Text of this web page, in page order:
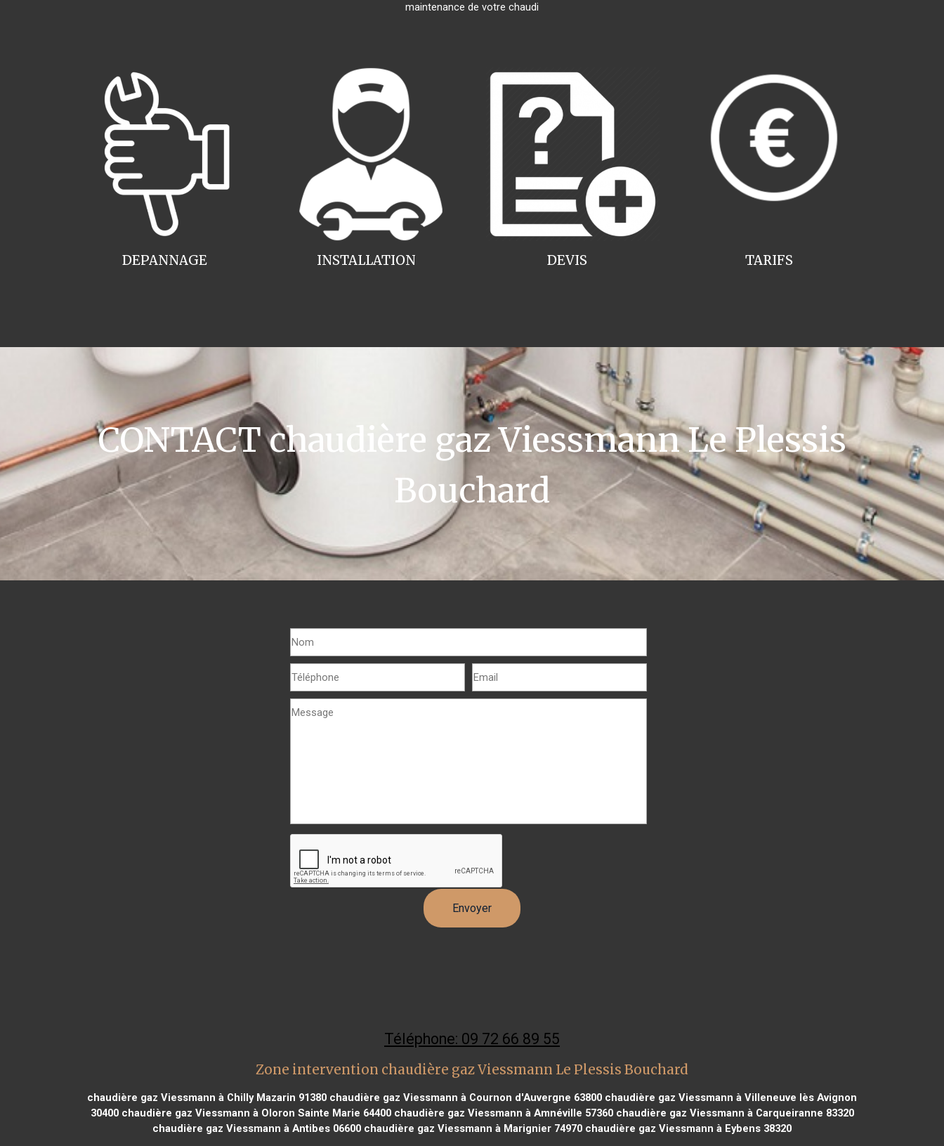
maintenance de votre chaudi
INSTALLATION
DEPANNAGE TARIFS
DEVIS
CONTACT chaudière gaz Viessmann Le Plessis
Bouchard
Téléphone: 09 72 66 89 55
Zone intervention chaudière gaz Viessmann Le Plessis Bouchard
chaudière gaz Viessmann à Chilly Mazarin 91380 chaudière gaz Viessmann à Cournon d'Auvergne 63800 chaudière gaz Viessmann à Villeneuve lès Avignon
30400chaudière gaz Viessmann à Oloron Sainte Marie 64400chaudière gaz Viessmann à Amnéville 57360chaudière gaz Viessmann à Carqueiranne 83320
chaudière gaz Viessmann à Antibes 06600 chaudière gaz Viessmann à Marignier 74970 chaudière gaz Viessmann à Eybens 38320